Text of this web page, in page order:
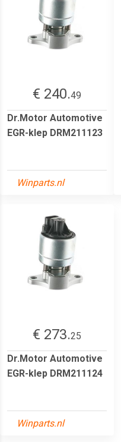
€ 240.49
Dr.Motor Automotive
EGR-klep DRM211123
Winparts.nl
€ 273.25
Dr.Motor Automotive
EGR-klep DRM211124
Winparts.nl